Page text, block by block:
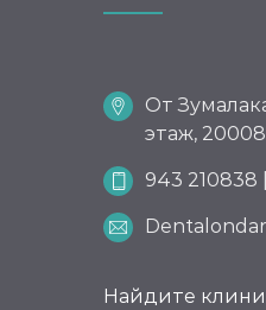
От
этаж,
943 210838
Найдите